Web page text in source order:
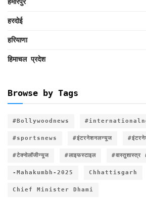
हमीरपुर
हरदोई
हरियाणा
हिमाचल प्रदेश
Browse by Tags
#Bollywoodnews
#sportsnews #इंटरनेशनलन्यूज
#टेक्नोलॉजीन्यूज #लाइफस्टाइल #वास्तुशास्त्र
-Mahakumbh-2025 Chhattisgarh
Chief Minister Dhami